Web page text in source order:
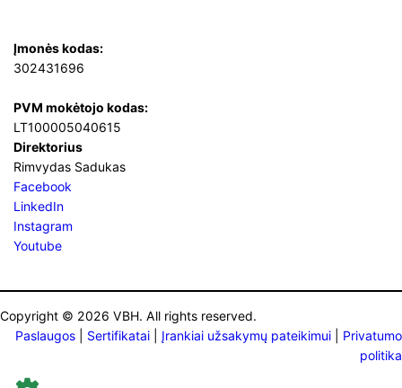
Įmonės kodas:
302431696
PVM mokėtojo kodas:
LT100005040615
Direktorius
Rimvydas Sadukas
Facebook
LinkedIn
Instagram
Youtube
Copyright © 2026 VBH. All rights reserved.
Paslaugos
Sertifikatai Įrankiai užsakymų pateikimui
Privatumo
politika